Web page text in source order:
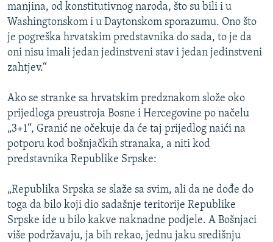
manjina, od konstitutivnog naroda, što su bili i u
Washingtonskom i u Daytonskom sporazumu. Ono što
je pogreška hrvatskim predstavnika do sada, to je da
oni nisu imali jedan jedinstveni stav i jedan jedinstveni
zahtjev.“
Ako se stranke sa hrvatskim predznakom slože oko
prijedloga preustroja Bosne i Hercegovine po načelu
„3+1“, Granić ne očekuje da će taj prijedlog naići na
potporu kod bošnjačkih stranaka, a niti kod
predstavnika Republike Srpske:
„Republika Srpska se slaže sa svim, ali da ne dođe do
toga da bilo koji dio sadašnje teritorije Republike
Srpske ide u bilo kakve naknadne podjele. A Bošnjaci
više podržavaju, ja bih rekao, jednu jaku središnju